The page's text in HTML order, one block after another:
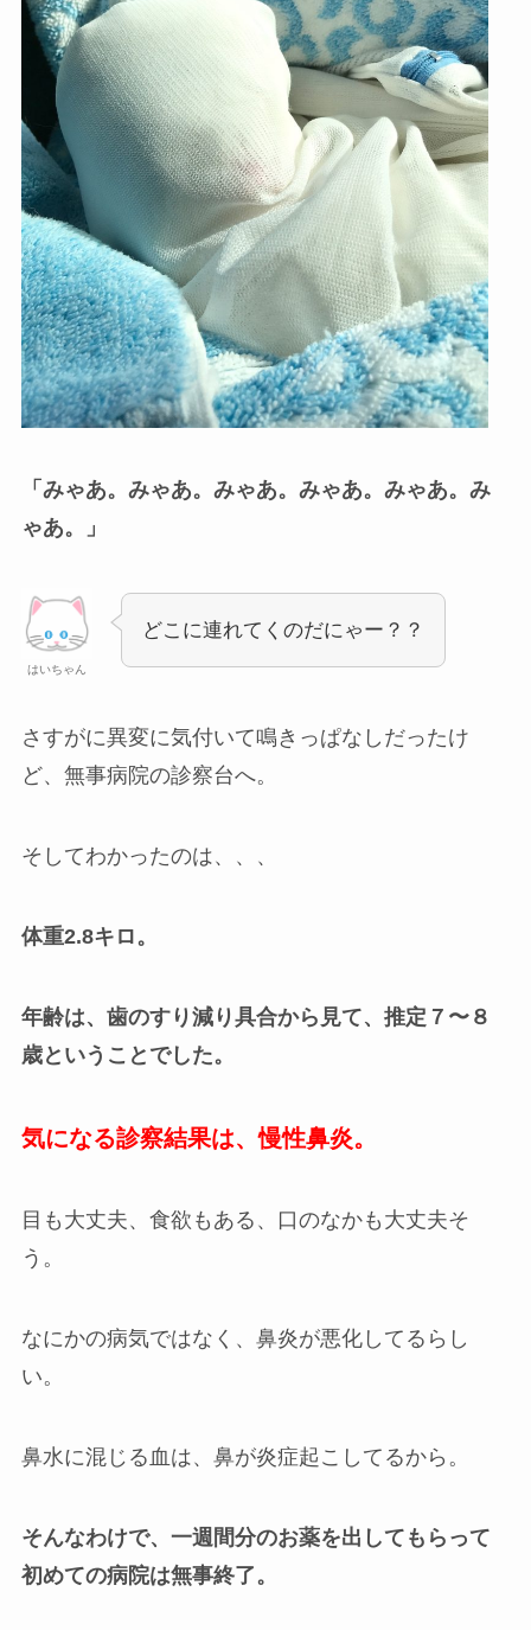
「みゃあ。みゃあ。みゃあ。みゃあ。みゃあ。み
ゃあ。」
はいちゃん
どこに連れてくのだにゃー？？
さすがに異変に気付いて鳴きっぱなしだったけ
ど、無事病院の診察台へ。
そしてわかったのは、、、
体重2.8キロ。
年齢は、歯のすり減り具合から見て、推定７〜８
歳ということでした。
気になる診察結果は、慢性鼻炎。
目も大丈夫、食欲もある、口のなかも大丈夫そ
う。
なにかの病気ではなく、鼻炎が悪化してるらし
い。
鼻水に混じる血は、鼻が炎症起こしてるから。
そんなわけで、一週間分のお薬を出してもらって
初めての病院は無事終了。